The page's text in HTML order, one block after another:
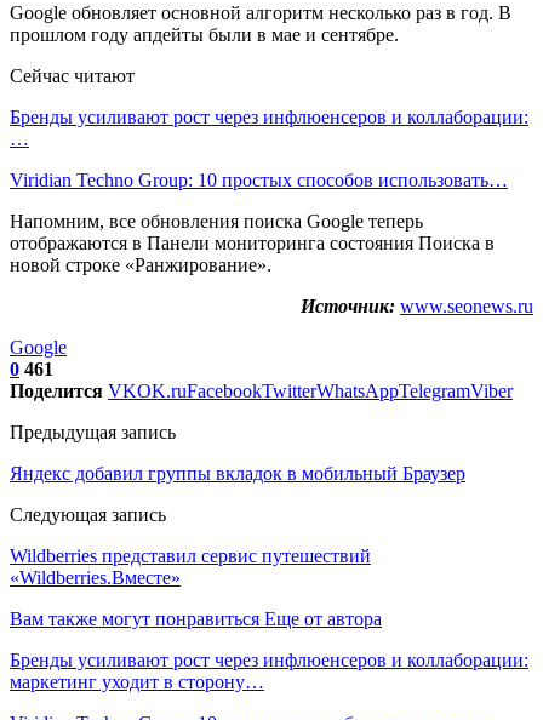
Google обновляет основной алгоритм несколько раз в год. В
прошлом году апдейты были в мае и сентябре.
Сейчас читают
Бренды усиливают рост через инфлюенсеров и коллаборации:
…
Viridian Techno Group: 10 простых способов использовать…
Напомним, все обновления поиска Google теперь
отображаются в Панели мониторинга состояния Поиска в
новой строке «Ранжирование».
Источник: www.seonews.ru
Google
0 461
Поделится VKOK.ruFacebookTwitterWhatsAppTelegramViber
Предыдущая запись
Яндекс добавил группы вкладок в мобильный Браузер
Следующая запись
Wildberries представил сервис путешествий
«Wildberries.Вместе»
Вам также могут понравиться Еще от автора
Бренды усиливают рост через инфлюенсеров и коллаборации:
маркетинг уходит в сторону…